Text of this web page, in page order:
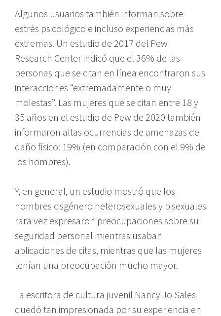
Algunos usuarios también informan sobre
estrés psicológico e incluso experiencias más
extremas. Un estudio de 2017 del Pew
Research Center indicó que el 36% de las
personas que se citan en línea encontraron sus
interacciones “extremadamente o muy
molestas”. Las mujeres que se citan entre 18 y
35 años en el estudio de Pew de 2020 también
informaron altas ocurrencias de amenazas de
daño físico: 19% (en comparación con el 9% de
los hombres).
Y, en general, un estudio mostró que los
hombres cisgénero heterosexuales y bisexuales
rara vez expresaron preocupaciones sobre su
seguridad personal mientras usaban
aplicaciones de citas, mientras que las mujeres
tenían una preocupación mucho mayor.
La escritora de cultura juvenil Nancy Jo Sales
quedó tan impresionada por su experiencia en